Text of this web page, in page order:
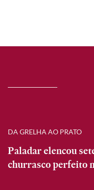
DA GRELHA AO PRATO
Paladar elencou
churrasco perfeito